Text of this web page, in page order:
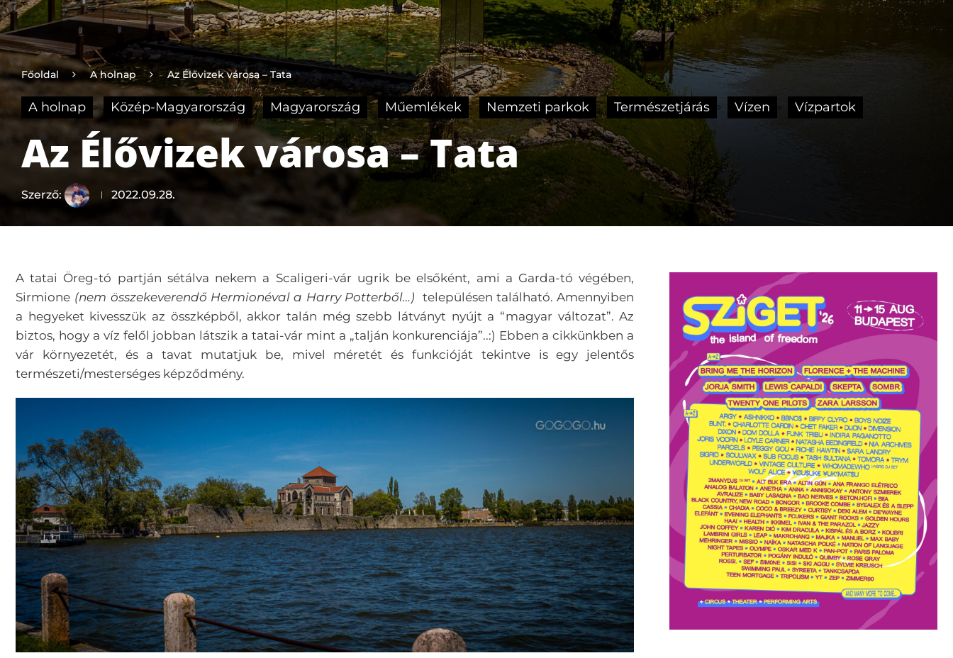
Főoldal A holnap Az Élővizek városa – Tata
A holnap Közép-Magyarország Magyarország Műemlékek Nemzeti parkok Természetjárás Vízen Vízpartok
Az Élővizek városa – Tata
Szerző: 2022.09.28.
A tatai Öreg-tó partján sétálva nekem a Scaligeri-vár ugrik be elsőként, ami a Garda-tó végében,
Sirmione (nem összekeverendő Hermionéval a Harry Potterből…) településen található. Amennyiben
a hegyeket kivesszük az összképből, akkor talán még szebb látványt nyújt a “magyar változat”. Az
biztos, hogy a víz felől jobban látszik a tatai-vár mint a „talján konkurenciája”..:) Ebben a cikkünkben a
vár környezetét, és a tavat mutatjuk be, mivel méretét és funkcióját tekintve is egy jelentős
természeti/mesterséges képződmény.